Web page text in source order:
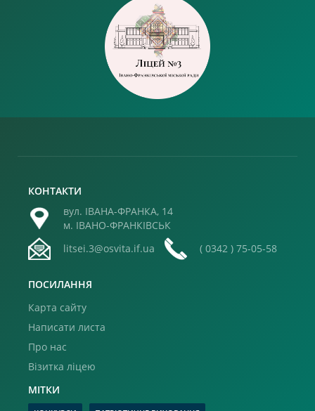
КОНТАКТИ
вул. ІВАНА-ФРАНКА, 14
м. ІВАНО-ФРАНКІВСЬК
litsei.3@osvita.if.ua
( 0342 ) 75-05-58
ПОСИЛАННЯ
Карта сайту
Написати листа
Про нас
Візитка ліцею
МІТКИ